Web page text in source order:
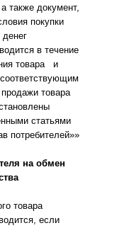
также документ,
покупки
денег
в течение
товара и
товара
статьями
потребителей»»
на обмен
товара
если